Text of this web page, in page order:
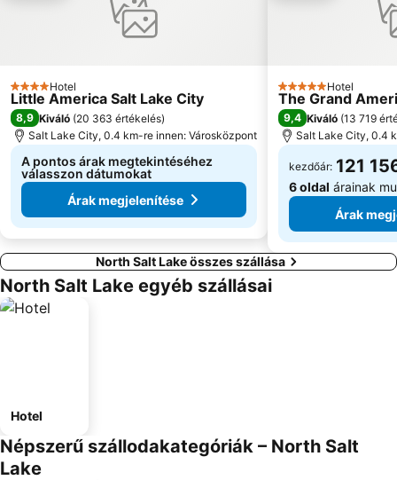
4 Kategória
Hotel
Little America Salt Lake City
8,9 Kiváló (20 363 értékelés)
Salt Lake City, 0.4 km-re innen: Városközpont
A pontos árak megtekintéséhez
válasszon dátumokat
Árak megjelenítése
5 Kategória
Hotel
The Grand
9,4 Kiváló (13 719
Salt Lake City, 0.4
kezdőár: 121
6 oldal árainak
Árak
North Salt Lake összes szállása
North Salt Lake egyéb szállásai
Hotel
Népszerű szállodakategóriák – North Salt
Lake